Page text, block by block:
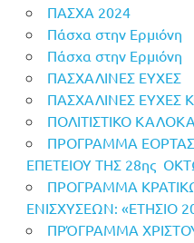
ΠΑΣΧΑ 2024
Πάσχα στην Ερμιόνη
Πάσχα στην Ερμιόνη
ΠΑΣΧΑΛΙΝΕΣ ΕΥΧΕΣ
ΠΑΣΧΑΛΙΝΕΣ ΕΥΧΕΣ
ΠΟΛΙΤΙΣΤΙΚΟ
ΠΡΟΓΡΑΜΜΑ
ΕΠΕΤΕΙΟΥ ΤΗΣ 28ης
ΠΡΟΓΡΑΜΜΑ
ΕΝΙΣΧΥΣΕΩΝ: «ΕΤΗΣΙΟ
ΠΡΌΓΡΑΜΜΑ